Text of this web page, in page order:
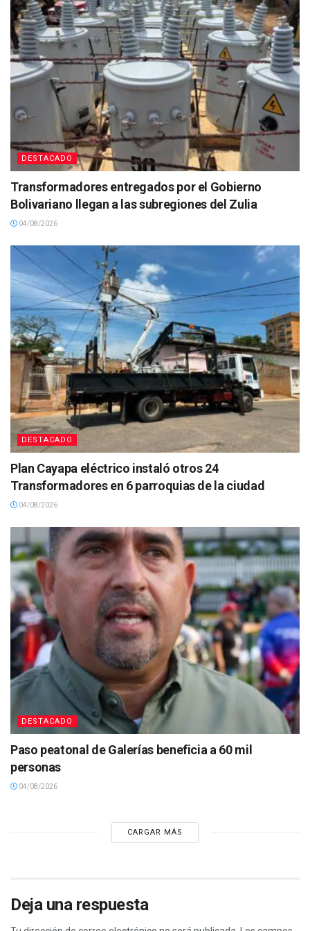
DESTACADO
Transformadores entregados por el Gobierno
Bolivariano llegan a las subregiones del Zulia
04/08/2026
DESTACADO
Plan Cayapa eléctrico instaló otros 24
Transformadores en 6 parroquias de la ciudad
04/08/2026
DESTACADO
Paso peatonal de Galerías beneficia a 60 mil
personas
04/08/2026
CARGAR MÁS
Deja una respuesta